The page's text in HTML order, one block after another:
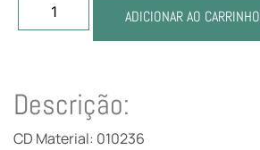
ADICIONAR AO CARRINHO
Descrição:
CD Material: 010236